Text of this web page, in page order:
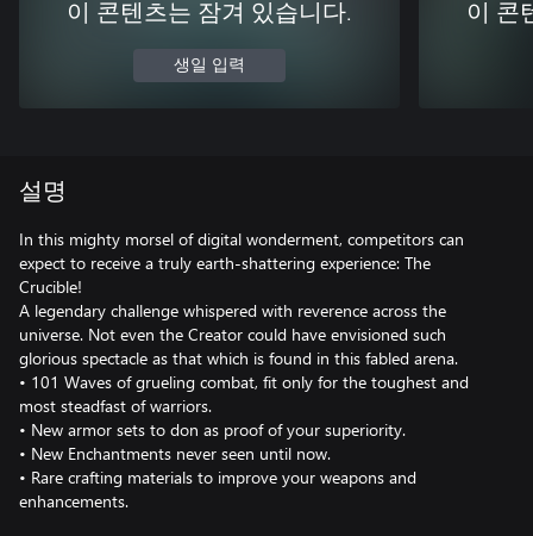
이 콘텐츠는 잠겨 있습니다.
생일 입력
이 콘
설명
In this mighty morsel of digital wonderment, competitors can
expect to receive a truly earth-shattering experience: The
Crucible!
A legendary challenge whispered with reverence across the
universe. Not even the Creator could have envisioned such
glorious spectacle as that which is found in this fabled arena.
• 101 Waves of grueling combat, fit only for the toughest and
most steadfast of warriors.
• New armor sets to don as proof of your superiority.
• New Enchantments never seen until now.
• Rare crafting materials to improve your weapons and
enhancements.